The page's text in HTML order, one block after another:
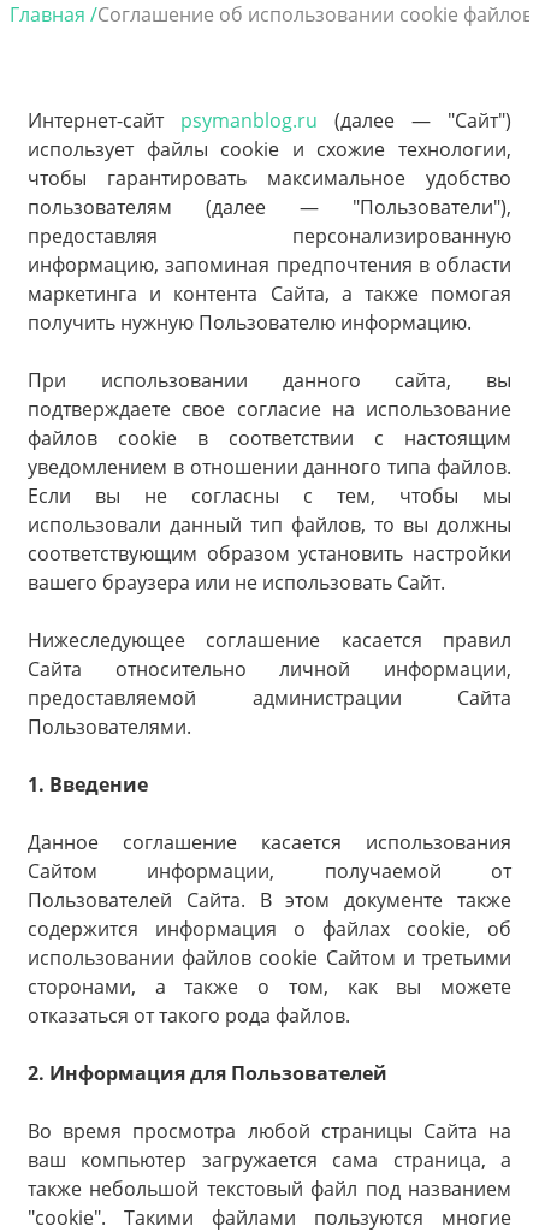
Главная /Cоглашение об использовании cookie файлов
Интернет-сайт psymanblog.ru (далее — "Сайт")
использует файлы cookie и схожие технологии,
чтобы гарантировать максимальное удобство
пользователям (далее — "Пользователи"),
предоставляя персонализированную
информацию, запоминая предпочтения в области
маркетинга и контента Сайта, а также помогая
получить нужную Пользователю информацию.
При использовании данного сайта, вы
подтверждаете свое согласие на использование
файлов cookie в соответствии с настоящим
уведомлением в отношении данного типа файлов.
Если вы не согласны с тем, чтобы мы
использовали данный тип файлов, то вы должны
соответствующим образом установить настройки
вашего браузера или не использовать Сайт.
Нижеследующее соглашение касается правил
Сайта относительно личной информации,
предоставляемой администрации Сайта
Пользователями.
1. Введение
Данное соглашение касается использования
Сайтом информации, получаемой от
Пользователей Сайта. В этом документе также
содержится информация о файлах cookie, об
использовании файлов cookie Сайтом и третьими
сторонами, а также о том, как вы можете
отказаться от такого рода файлов.
2. Информация для Пользователей
Во время просмотра любой страницы Сайта на
ваш компьютер загружается сама страница, а
также небольшой текстовый файл под названием
"cookie". Такими файлами пользуются многие